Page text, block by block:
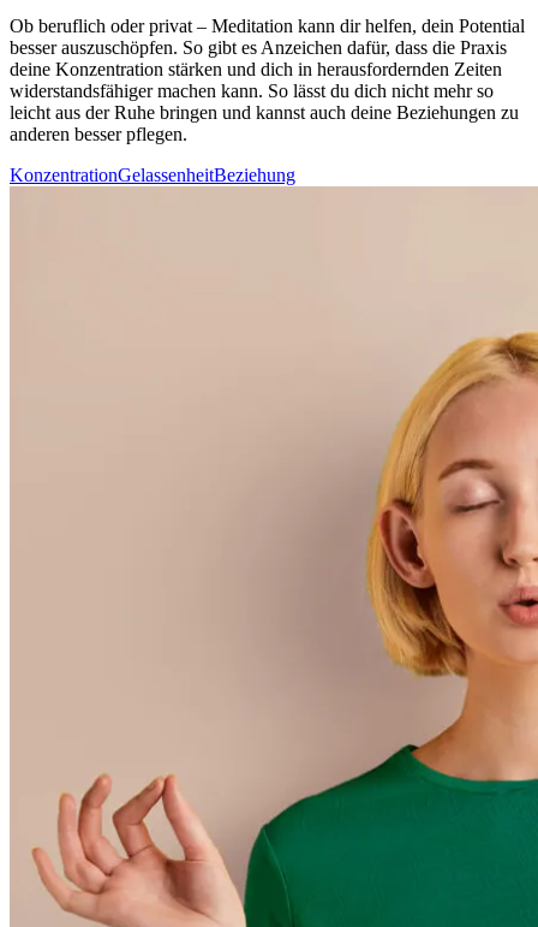
Ob beruf­lich oder privat – Medi­ta­tion kann dir helfen, dein Potential
besser auszuschöpfen. So gibt es Anzeichen dafür, dass die Praxis
deine Konzentration stärken und dich in herausfordernden Zeiten
widerstandsfähiger machen kann. So lässt du dich nicht mehr so
leicht aus der Ruhe brin­gen und kannst auch deine Beziehungen zu
anderen besser pflegen.
KonzentrationGelassenheitBeziehung